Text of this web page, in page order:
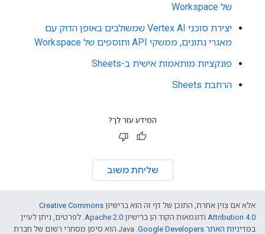
של Workspace
יצירת סוכני Vertex AI שמשולבים באופן הדוק עם
מאגרי נתונים, ממשקי API ותוספים של Workspace
פונקציות מותאמות אישית ב-Sheets
הרחבת Sheets
המידע עזר לך?
שליחת משוב
אלא אם צוין אחרת, התוכן של דף זה הוא ברישיון Creative Commons
Attribution 4.0 ודוגמאות הקוד הן ברישיון Apache 2.0 . לפרטים, ניתן לעיין
במדיניות האתר Google Developers‏
.‏ Java הוא סימן מסחרי רשום של חברת